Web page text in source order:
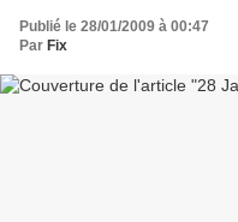
Publié le 28/01/2009 à 00:47
Par Fix